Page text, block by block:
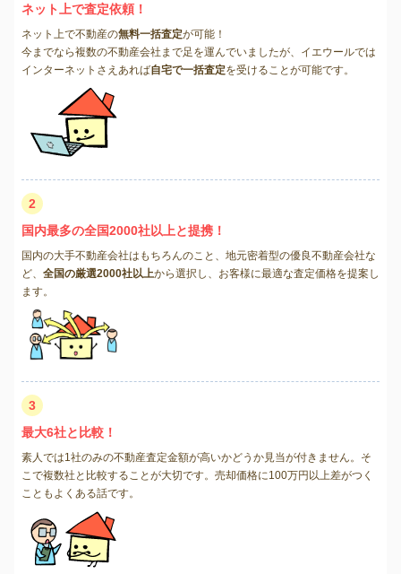
ネット上で査定依頼！
ネット上で不動産の無料一括査定が可能！
今までなら複数の不動産会社まで足を運んでいましたが、イエウールでは
インターネットさえあれば自宅で一括査定を受けることが可能です。
2
国内最多の全国2000社以上と提携！
国内の大手不動産会社はもちろんのこと、地元密着型の優良不動産会社な
ど、 全国の厳選2000社以上から選択し、お客様に最適な査定価格を提案し
ます。
3
最大6社と比較！
素人では1社のみの不動産査定金額が高いかどうか見当が付きません。そ
こで複数社と比較することが大切です。売却価格に100万円以上差がつく
こともよくある話です。